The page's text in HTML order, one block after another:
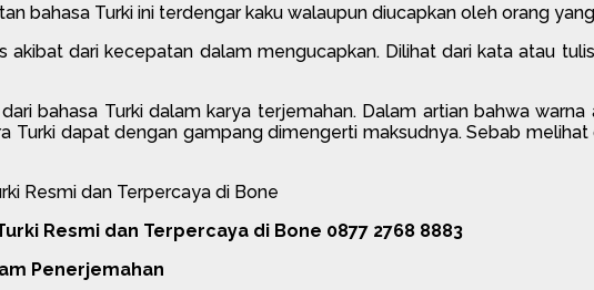
bahasa Turki ini terdengar kaku walaupun diucapkan oleh orang
akibat dari kecepatan dalam mengucapkan. Dilihat dari kata atau
bahasa Turki dalam karya terjemahan. Dalam artian bahwa
Turki dapat dengan gampang dimengerti maksudnya. Sebab
Resmi dan Terpercaya di Bone 0877 2768 8883
Penerjemahan